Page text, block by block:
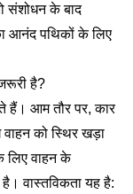
संशोधन के बाद
का आनंद पथिकों के लिए
है?
आम तौर पर, कार
को स्थिर खड़ा
लिए वाहन के
वास्तविकता यह है: